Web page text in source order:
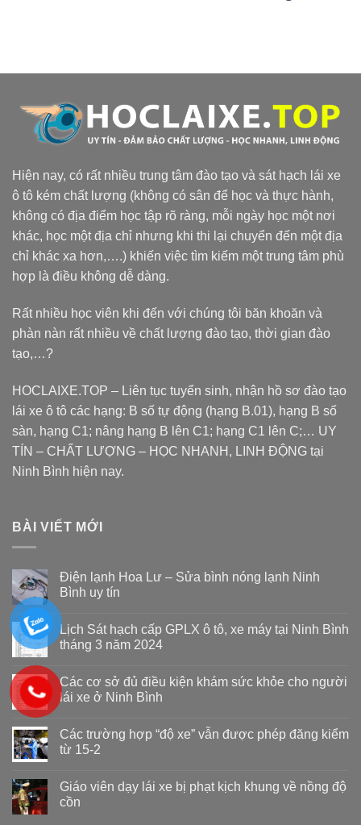
Hiện nay, có rất nhiều trung tâm đào tạo và sát hạch lái xe
ô tô kém chất lượng (không có sân để học và thực hành,
không có địa điểm học tập rõ ràng, mỗi ngày học một nơi
khác, học một địa chỉ nhưng khi thi lại chuyển đến một địa
chỉ khác xa hơn,….) khiến việc tìm kiếm một trung tâm phù
hợp là điều không dễ dàng.
Rất nhiều học viên khi đến với chúng tôi băn khoăn và
phàn nàn rất nhiều về chất lượng đào tạo, thời gian đào
tạo,…?
HOCLAIXE.TOP – Liên tục tuyển sinh, nhận hồ sơ đào tạo
lái xe ô tô các hạng: B số tự động (hạng B.01), hạng B số
sàn, hạng C1; nâng hạng B lên C1; hạng C1 lên C;… UY
TÍN – CHẤT LƯỢNG – HỌC NHANH, LINH ĐỘNG tại
Ninh Bình hiện nay.
BÀI VIẾT MỚI
Điện lạnh Hoa Lư – Sửa bình nóng lạnh Ninh
Bình uy tín
Lịch Sát hạch cấp GPLX ô tô, xe máy tại Ninh Bình
tháng 3 năm 2024
Các cơ sở đủ điều kiện khám sức khỏe cho người
lái xe ở Ninh Bình
Các trường hợp “độ xe” vẫn được phép đăng kiểm
từ 15-2
Giáo viên dạy lái xe bị phạt kịch khung về nồng độ
cồn